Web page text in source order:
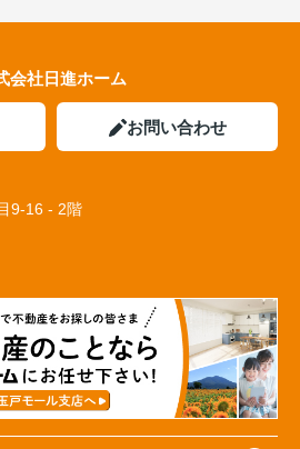
会社日進ホーム
お問い合わせ
9-16 - 2階